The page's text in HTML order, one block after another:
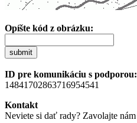
Opíšte kód z obrázku:
submit
ID pre komunikáciu s podporou:
14841702863716954541
Kontakt
Neviete si dať rady? Zavolajte nám